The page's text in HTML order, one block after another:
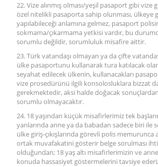
22. Vize alınmış olması/yeşil pasaport gibi vize
özel nitelikli pasaporta sahip olunması, ülkeye
yapılabileceği anlamına gelmez, pasaport
sokmama/çıkarmama yetkisi vardır, bu
sorumlu değildir, sorumluluk misafire aittir.
23. Türk vatandaşı olmayan ya da çifte
ülke pasaportunu kullanarak tura katılacak
seyahat edilecek ülkenin, kullanacakları
vize prosedürünü ilgili konsolosluklara bizzat
gerekmektedir, aksi halde doğacak
sorumlu olmayacaktır.
24. 18 yaşından küçük misafirlerimiz tek
yanlarında anne ya da babadan sadece biri ile
ülke giriş-çıkışlarında görevli polis memurunca
ortak muvafakatini gösterir belge sorulması
olduğundan; 18 yaş altı misafirlerimizin ve
konuda hassasiyet göstermelerini tavsiye